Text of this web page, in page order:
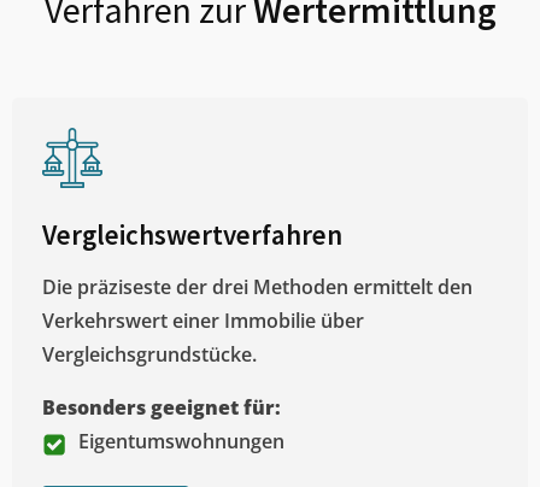
Verfahren zurWertermittlung
Vergleichswertverfahren
Die präziseste der drei Methoden ermittelt den
Verkehrswert einer Immobilie über
Vergleichsgrundstücke.
Besonders geeignet für:
Eigentumswohnungen